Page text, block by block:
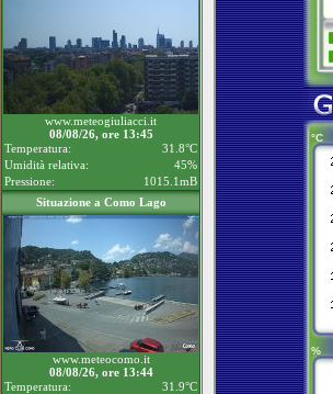
www.meteogiuliacci.it
08/08/26, ore 13:45
Temperatura:
31.8°C
Umidità relativa:
45%
Pressione:
1015.1mB
Situazione a Como Lago
www.meteocomo.it
08/08/26, ore 13:44
Temperatura:
31.9°C